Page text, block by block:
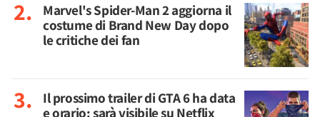
Marvel's Spider-Man 2 aggiorna il
costume di Brand New Day dopo
le critiche dei fan
Il prossimo trailer di GTA 6 ha data
e orario: sarà visibile su Netflix